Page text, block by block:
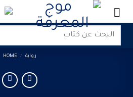
Search
HOME / رواية